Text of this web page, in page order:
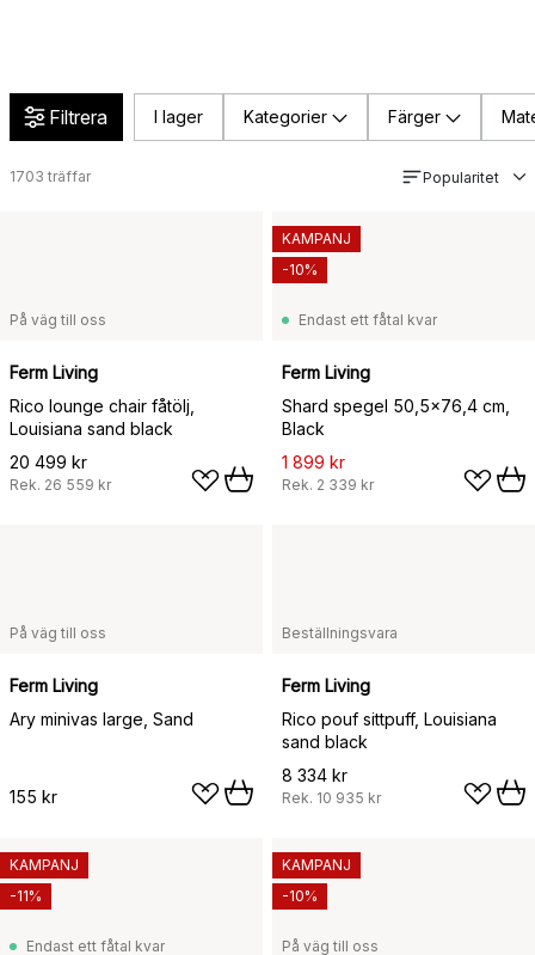
Filtrera I lager Kategorier Färger
1703 träffar Popularitet
På väg till oss
Ferm Living
Rico lounge chair fåtölj,
Louisiana sand black
20 499 kr
Rek. 26 559 kr
Endast ett fåtal kvar
Ferm Living
Shard spegel 50,5x76,4 cm,
Black
1 899 kr
Rek. 2 339 kr
KAMPANJ
-10%
På väg till oss
Ferm Living
Ary minivas large, Sand
155 kr
Beställningsvara
Ferm Living
Rico pouf sittpuff, Louisiana
sand black
8 334 kr
Rek. 10 935 kr
Endast ett fåtal kvar
KAMPANJ
-11%
På väg till oss
KAMPANJ
-10%